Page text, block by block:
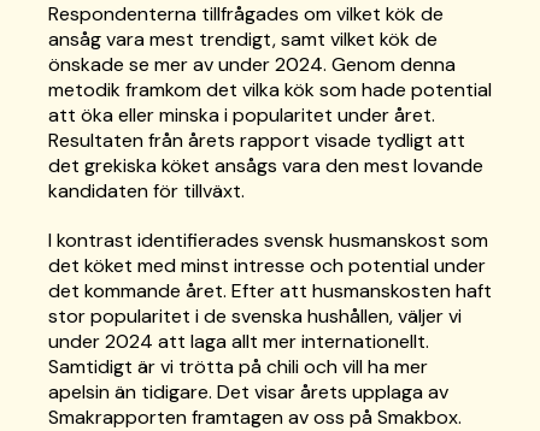
Respondenterna tillfrågades om vilket kök de
ansåg vara mest trendigt, samt vilket kök de
önskade se mer av under 2024. Genom denna
metodik framkom det vilka kök som hade potential
att öka eller minska i popularitet under året.
Resultaten från årets rapport visade tydligt att
det grekiska köket ansågs vara den mest lovande
kandidaten för tillväxt.
I kontrast identifierades svensk husmanskost som
det köket med minst intresse och potential under
det kommande året. Efter att husmanskosten haft
stor popularitet i de svenska hushållen, väljer vi
under 2024 att laga allt mer internationellt.
Samtidigt är vi trötta på chili och vill ha mer
apelsin än tidigare. Det visar årets upplaga av
Smakrapporten framtagen av oss på Smakbox.